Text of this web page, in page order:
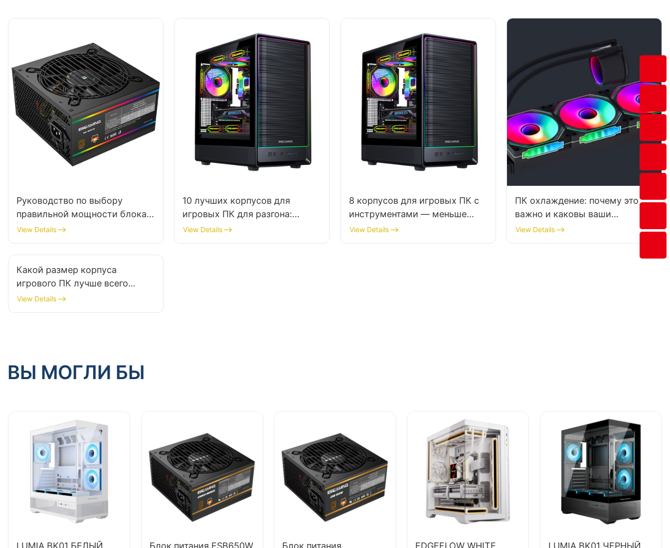
Руководство по выбору
правильной мощности блока
питания для вашего ПК
View Details
10 лучших корпусов для
игровых ПК для разгона:
раскройте весь потенциал
своего ПК
View Details
8 корпусов для игровых ПК с
инструментами — меньше
деталей установки
View Details
ПК охлаждение: почему это
важно и каковы ваши
варианты
View Details
Какой размер корпуса
игрового ПК лучше всего
подойдет для разных
видеокарт?
View Details
ВЫ МОГЛИ БЫ